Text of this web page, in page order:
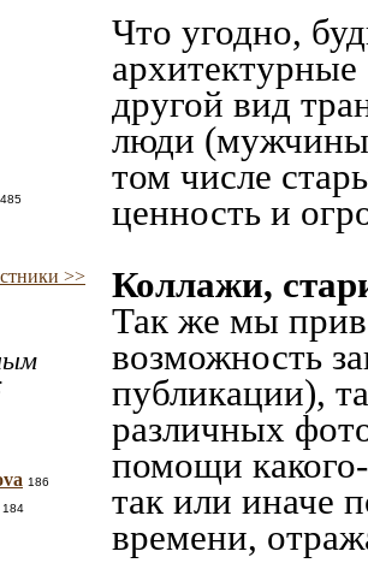
>>
186
184
Что угодно,
другой вид
люди
том числе
ценность и
Коллажи,
Так же мы
возможность
публикации),
различных
помощи
так или иначе
времени,